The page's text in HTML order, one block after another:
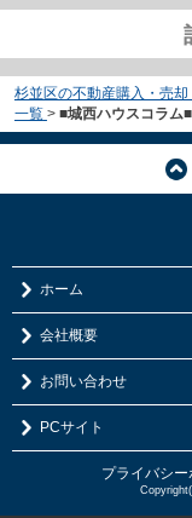
杉並区の不動産購入・売
一覧 > ■城西ハウスコラ
ホーム
会社概要
お問い合わせ
PCサイト
プライバシー